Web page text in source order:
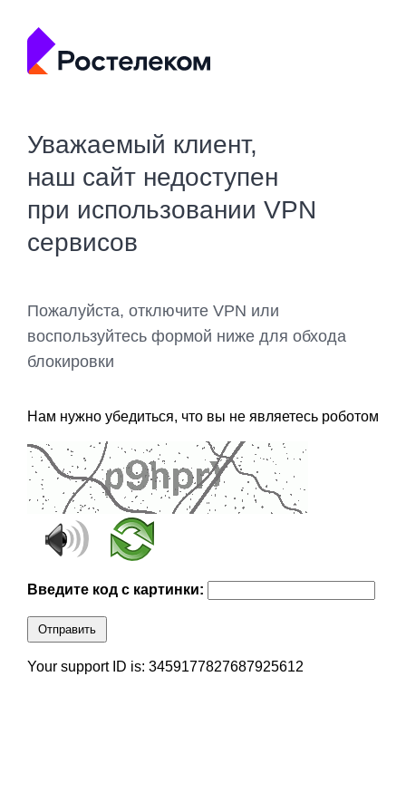
Уважаемый клиент,
наш сайт недоступен
при использовании VPN
сервисов
Пожалуйста, отключите VPN или
воспользуйтесь формой ниже для обхода
блокировки
Нам нужно убедиться, что вы не являетесь роботом
Введите код с картинки:
Отправить
Your support ID is: 3459177827687925612